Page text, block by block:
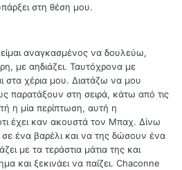
στη θέση μου.
αναγκασμένος να δουλεύω,
με αηδιάζει. Ταυτόχρονα με
στα χέρια μου. Διατάζω να μου
παρατάξουν στη σειρά, κάτω από τις
η μία περίπτωση, αυτή η
έχει καν ακουστά τον Μπαχ. Δίνω
ένα βαρέλι και να της δώσουν ένα
με τα τεράστια μάτια της και
και ξεκινάει να παίζει. Chaconne